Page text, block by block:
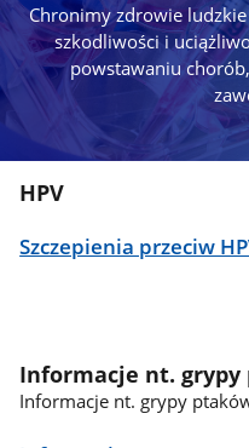
Chronimy zdrowie
szkodliwości i
powstawaniu
HPV
Szczepienia przeciw
Informacje nt. grypy
Informacje nt. grypy